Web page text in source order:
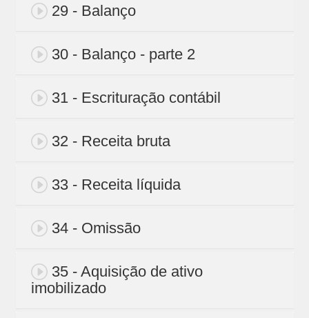
29 - Balanço
30 - Balanço - parte 2
31 - Escrituração contábil
32 - Receita bruta
33 - Receita líquida
34 - Omissão
35 - Aquisição de ativo
imobilizado